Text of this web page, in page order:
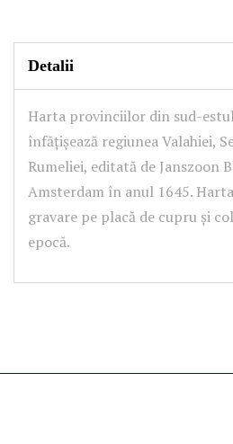
Detalii
Harta provinciilor din sud-
înfățișează regiunea Valahiei,
Rumeliei, editată de Janszoon
Amsterdam în anul 1645.
gravare pe placă de cupru și
epocă.